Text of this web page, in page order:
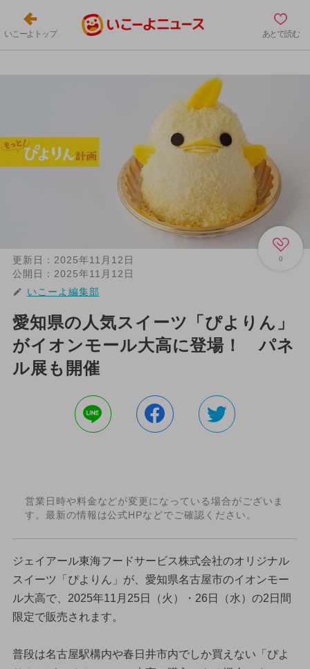
いこーよトップ あとで読む
0
更新日： 2025年11月12日
公開日： 2025年11月12日
いこーよ編集部
愛知県の人気スイーツ「ぴよりん」
がイオンモール大高に登場！ パネ
ル展も開催
営業日時や料金などが変更になっている場合がございま
す。最新の情報は公式HPなどでご確認ください。
ジェイアール東海フードサービス株式会社のオリジナル
スイーツ「ぴよりん」が、愛知県名古屋市のイオンモー
ル大高で、2025年11月25日（火）・26日（水）の2日間
限定で販売されます。
普段は名古屋駅構内や春日井市内でしか買えない「ぴよ